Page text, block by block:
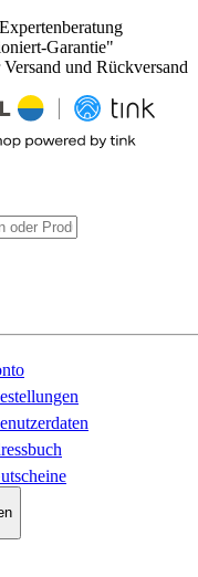
Garantie"
und Rückversand